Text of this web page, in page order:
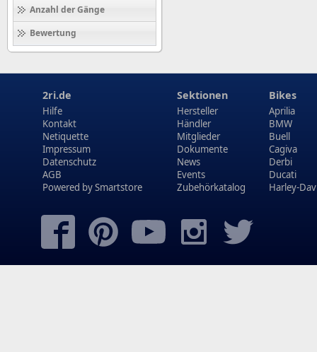
Anzahl der Gänge
Bewertung
2ri.de
Hilfe
Kontakt
Netiquette
Impressum
Datenschutz
AGB
Powered bySmartstore
Sektionen
Hersteller
Händler
Mitglieder
Dokumente
News
Events
Zubehörkatalog
Bikes
Aprilia
BMW
Buell
Cagiva
Derbi
Ducati
Harley-